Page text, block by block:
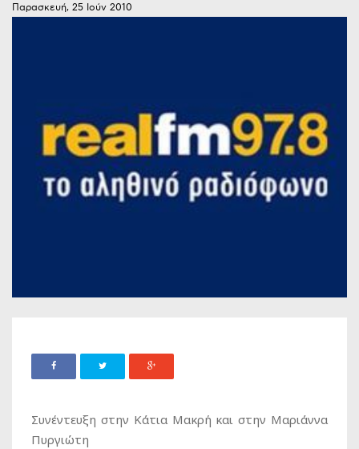
Παρασκευή, 25 Ιούν 2010
Συνέντευξη στην Κάτια Μακρή και στην Μαριάννα
Πυργιώτη